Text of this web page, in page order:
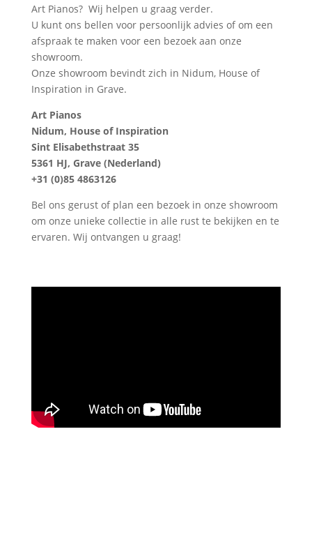
Art Pianos? Wij helpen u graag verder.
U kunt ons bellen voor persoonlijk advies of om een
afspraak te maken voor een bezoek aan onze
showroom.
Onze showroom bevindt zich in Nidum, House of
Inspiration in Grave.
Art Pianos
Nidum, House of Inspiration
Sint Elisabethstraat 35
5361 HJ, Grave (Nederland)
+31 (0)85 4863126
Bel ons gerust of plan een bezoek in onze showroom
om onze unieke collectie in alle rust te bekijken en te
ervaren. Wij ontvangen u graag!